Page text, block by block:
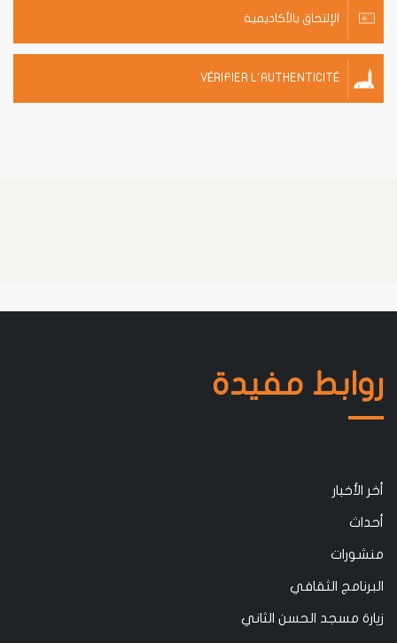
الإلتحاق بالأكاديمية
VÉRIFIER L'AUTHENTICITÉ
روابط مفيدة
أخر الأخبار
أحداث
منشورات
البرنامج الثقافي
زيارة مسجد الحسن الثاني